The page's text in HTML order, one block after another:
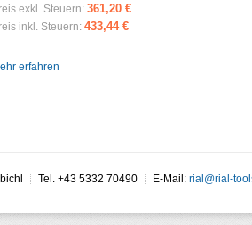
exkl. Steuern: 361,20 €
inkl. Steuern: 433,44 €
erfahren
Tel. +43 5332 70490 E-Mail: rial@rial-